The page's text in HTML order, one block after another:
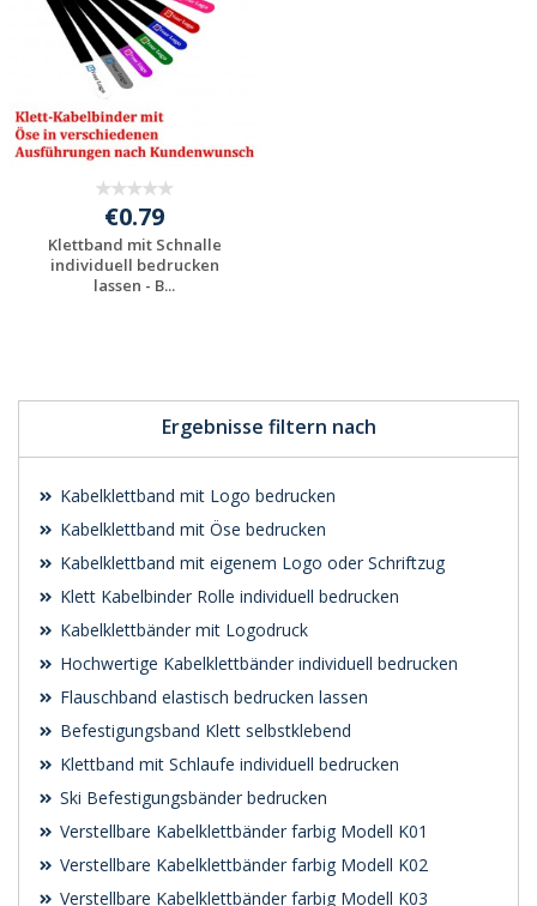
Ergebnisse filtern nach
Kabelklettband mit Logo bedrucken
Kabelklettband mit Öse bedrucken
Kabelklettband mit eigenem Logo oder Schriftzug
Klett Kabelbinder Rolle individuell bedrucken
Kabelklettbänder mit Logodruck
Hochwertige Kabelklettbänder individuell bedrucken
Flauschband elastisch bedrucken lassen
Befestigungsband Klett selbstklebend
Klettband mit Schlaufe individuell bedrucken
Ski Befestigungsbänder bedrucken
Verstellbare Kabelklettbänder farbig Modell K01
Verstellbare Kabelklettbänder farbig Modell K02
Verstellbare Kabelklettbänder farbig Modell K03
€0.79
Klettband mit Schnalle
individuell bedrucken
lassen - B...